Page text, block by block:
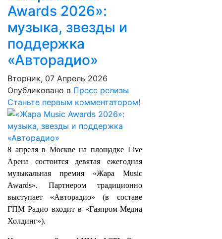
Awards 2026»:
музыка, звезды и
поддержка
«Авторадио»
Вторник, 07 Апрель 2026
Опубликовано в Пресс релизы
Станьте первым комментатором!
8 апреля в Москве на площадке Live
Арена состоится девятая ежегодная
музыкальная премия «Жара Music
Awards». Партнером традиционно
выступает «Авторадио» (в составе
ГПМ Радио входит в «Газпром-Медиа
Холдинг»).